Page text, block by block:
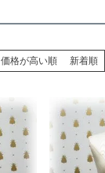
価格が高い順 新着順